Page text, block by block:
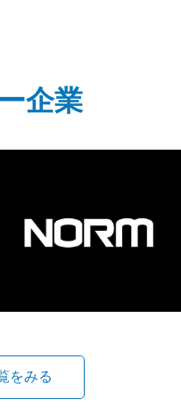
企業
をみる